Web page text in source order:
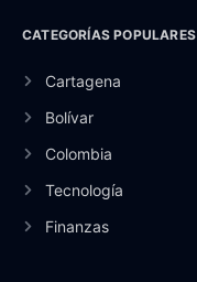
CATEGORÍAS POPULARES
Cartagena
Bolívar
Colombia
Tecnología
Finanzas